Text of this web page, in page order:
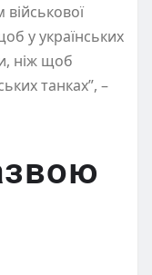
у українських
ніж щоб
танках”, –